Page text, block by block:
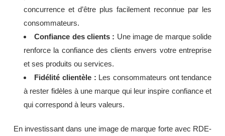
concurrence et d’être plus facilement reconnue par les
consommateurs.
Confiance des clients : Une image de marque solide
renforce la confiance des clients envers votre entreprise
et ses produits ou services.
Fidélité clientèle : Les consommateurs ont tendance
à rester fidèles à une marque qui leur inspire confiance et
qui correspond à leurs valeurs.
En investissant dans une image de marque forte avec RDE-